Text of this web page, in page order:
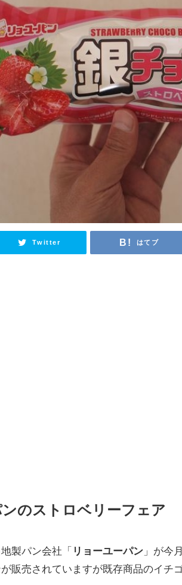
Twitter はてブ
ンのストロベリーフェア
製パン会社「 リョーユーパン 」が今
販売されていますが既存商品のイチ